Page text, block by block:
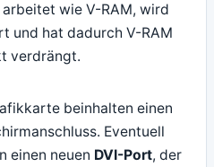
wie V-RAM, wird
und hat dadurch V-RAM
verdrängt.
beinhalten einen
Eventuell
einen neuen DVI-Port, der